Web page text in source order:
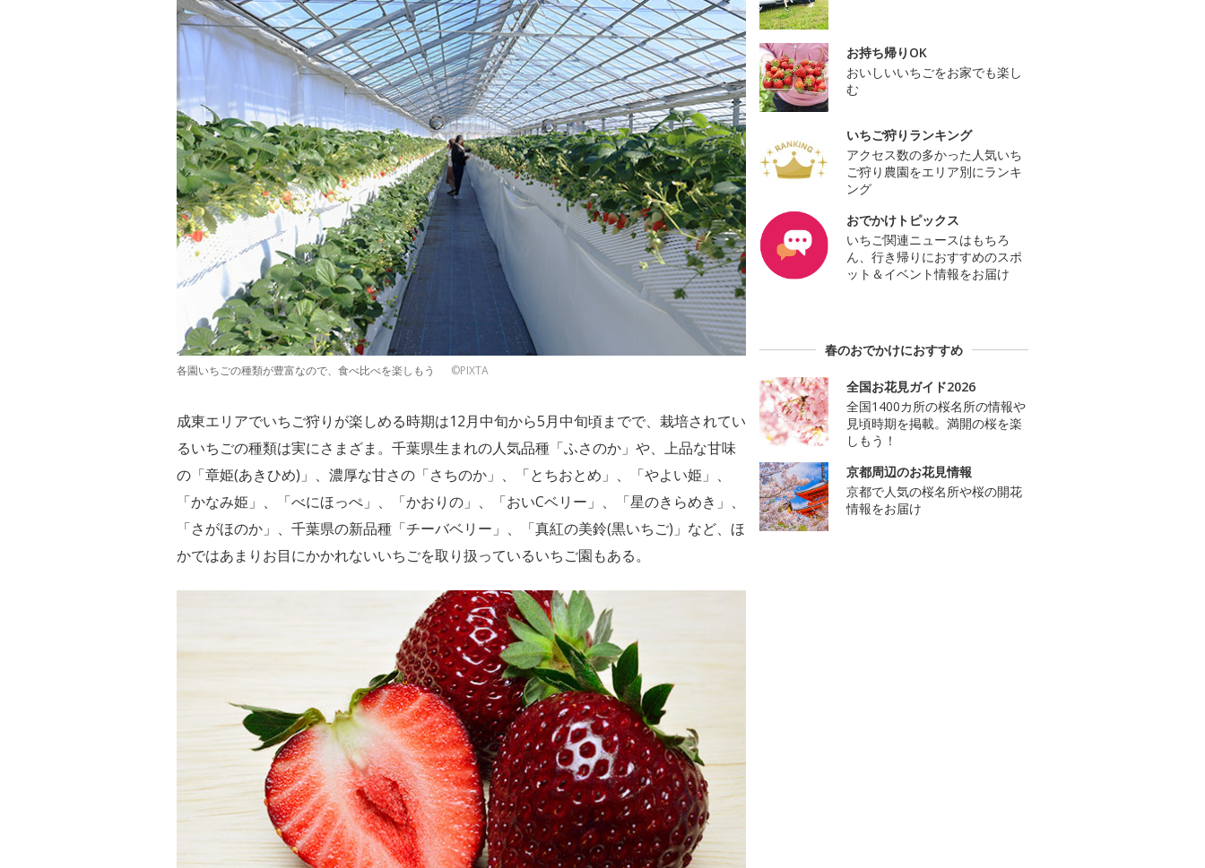
各園いちごの種類が豊富なので、食べ比べを楽しもう ©PIXTA
成東エリアでいちご狩りが楽しめる時期は12月中旬から5月中旬頃までで、栽培されてい
るいちごの種類は実にさまざま。千葉県生まれの人気品種「ふさのか」や、上品な甘味
の「章姫(あきひめ)」、濃厚な甘さの「さちのか」、「とちおとめ」、「やよい姫」、
「かなみ姫」、「べにほっぺ」、「かおりの」、「おいCベリー」、「星のきらめき」、
「さがほのか」、千葉県の新品種「チーバベリー」、「真紅の美鈴(黒いちご)」など、ほ
かではあまりお目にかかれないいちごを取り扱っているいちご園もある。
お持ち帰りOK
おいしいいちごをお家でも楽し
む
いちご狩りランキング
アクセス数の多かった人気いち
ご狩り農園をエリア別にランキ
ング
おでかけトピックス
いちご関連ニュースはもちろ
ん、行き帰りにおすすめのスポ
ット＆イベント情報をお届け
春のおでかけにおすすめ
全国お花見ガイド2026
全国1400カ所の桜名所の情報や
見頃時期を掲載。満開の桜を楽
しもう！
京都周辺のお花見情報
京都で人気の桜名所や桜の開花
情報をお届け